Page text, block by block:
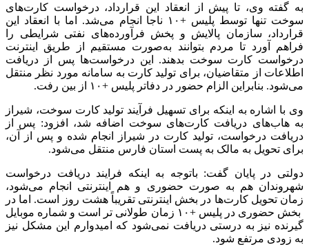
به گفته وی، تا پیش از انعقاد این قرارداد، درخواست کارت‌های
سوخت تنها توسط پلیس +۱۰ ناجا انجام می‌شد. اما با انعقاد این
قرارداد، سازمان پالایش و پخش فرآورده‌های نفتی شرایطی را
فراهم آورد تا مردم بتوانند به‌صورت مستقیم از طریق اینترنت
درخواست کارت سوخت بدهند. این درخواست‌ها پس از دریافت
اطلاعات از متقاضیان، برای تولید کارت به سامانه مورد نظر منتقل
می‌شود. بنابراین الزام حضور در دفاتر پلیس +۱۰ از بین رفت.
وی با اشاره به اینکه برای تسهیل فرآیند تولید کارت سوخت، شیراز
به هاب‌های دریافت کارت‌های سوخت اضافه شد، افزود: پس از
دریافت درخواست، تولید کارت در شیراز انجام شده و پس از آن،
برای تحویل به مالک به پست استان فارس منتقل می‌شود.
دولتی در پایان گفت: باتوجه به اینکه فرایند دریافت درخواست
شهروندان هم به صورت حضوری و هم اینترنتی انجام می‌شود،
زمان تحویل کارت‌ها در بخش اینترنتی تقریباً هشت روز است. اما در
بخش حضوری در پلیس +۱۰ زمان طولانی تر است و شماره موبایل
گیرنده نیز به درستی دریافت نمی‌شود که امیدوارم این مشکل نیز
به زودی مرتفع شود.